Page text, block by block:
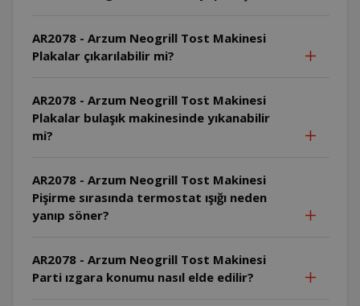
AR2078 - Arzum Neogrill Tost Makinesi
Plakalar çıkarılabilir mi?
AR2078 - Arzum Neogrill Tost Makinesi
Plakalar bulaşık makinesinde yıkanabilir
mi?
AR2078 - Arzum Neogrill Tost Makinesi
Pişirme sırasında termostat ışığı neden
yanıp söner?
AR2078 - Arzum Neogrill Tost Makinesi
Parti ızgara konumu nasıl elde edilir?